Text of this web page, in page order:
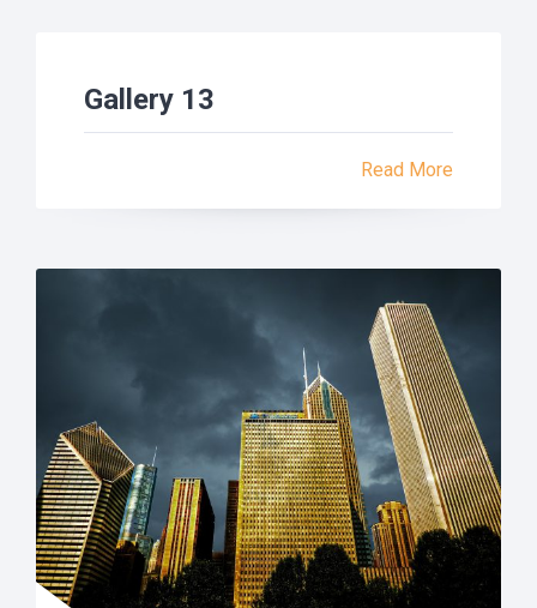
Gallery 13
Read More